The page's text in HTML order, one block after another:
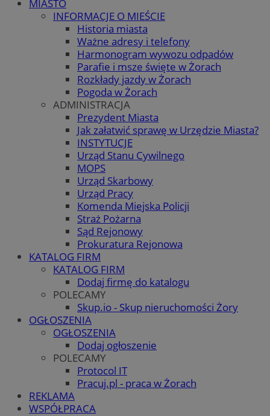
MIASTO
INFORMACJE O MIEŚCIE
Historia miasta
Ważne adresy i telefony
Harmonogram wywozu odpadów
Parafie i msze święte w Żorach
Rozkłady jazdy w Żorach
Pogoda w Żorach
ADMINISTRACJA
Prezydent Miasta
Jak załatwić sprawę w Urzędzie Miasta?
INSTYTUCJE
Urząd Stanu Cywilnego
MOPS
Urząd Skarbowy
Urząd Pracy
Komenda Miejska Policji
Straż Pożarna
Sąd Rejonowy
Prokuratura Rejonowa
KATALOG FIRM
KATALOG FIRM
Dodaj firmę do katalogu
POLECAMY
Skup.io - Skup nieruchomości Żory
OGŁOSZENIA
OGŁOSZENIA
Dodaj ogłoszenie
POLECAMY
Protocol IT
Pracuj.pl - praca w Żorach
REKLAMA
WSPÓŁPRACA